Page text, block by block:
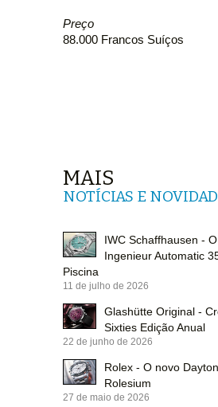
Preço
88.000 Francos Suíços
MAIS
NOTÍCIAS E
IWC Schaffhausen -
Ingenieur Automatic
Piscina
11 de julho de 2026
Glashütte Original -
Sixties Edição Anual
22 de junho de 2026
Rolex - O novo
Rolesium
27 de maio de 2026